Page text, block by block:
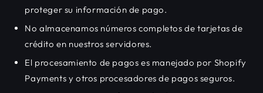
proteger su información de pago.
No almacenamos números completos de tarjetas de
crédito en nuestros servidores.
El procesamiento de pagos es manejado por Shopify
Payments y otros procesadores de pagos seguros.